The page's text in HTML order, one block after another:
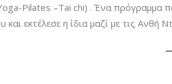
Pilates –Τai chi) . Ένα πρόγραμμα
και εκτέλεσε η ίδια μαζί με τις